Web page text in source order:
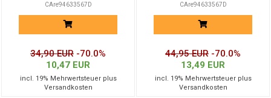
CAre94633567D
34,90 EUR -70.0%
10,47 EUR
incl. 19% Mehrwertsteuer plus
Versandkosten
CAre94633567D
44,95 EUR -70.0%
13,49 EUR
incl. 19% Mehrwertsteuer plus
Versandkosten